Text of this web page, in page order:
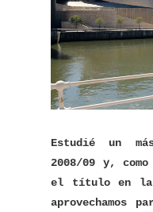
Estudié un
2008/09 y,
el título en la
aprovechamos